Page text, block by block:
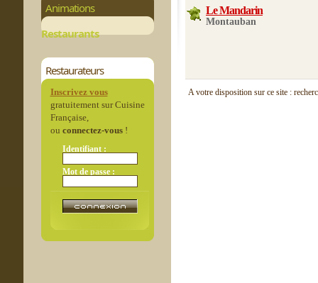
Animations
Restaurants
Restaurateurs
Inscrivez vous
gratuitement sur Cuisine
Française,
ou connectez-vous!
Identifiant :
Mot de passe :
Le Mandarin
Montauban
A votre disposition sur ce site :